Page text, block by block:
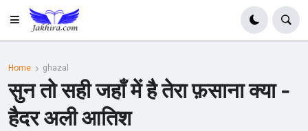
Home ghazal
सुन तो सही जहाँ में है तेरा फ़साना क्या -
हैदर अली आतिश